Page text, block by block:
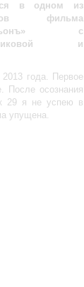
в одном из
фильма
с
и
года. Первое
После осознания
к 29 я не успею в
упущена.